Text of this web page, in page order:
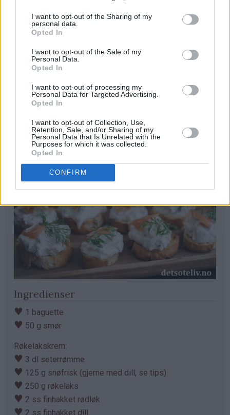
I want to opt-out of the Sharing of my
personal data.
Opted In
I want to opt-out of the Sale of my
Personal Data.
Opted In
I want to opt-out of processing my
Personal Data for Targeted Advertising.
Opted In
I want to opt-out of Collection, Use,
Retention, Sale, and/or Sharing of my
Personal Data that Is Unrelated with the
Purposes for which it was collected.
Opted In
CONFIRM
print
Crostini med røkelakskrem
Ingredienser
♥ 1 baguette
♥ 50 g smør
Røkelakskrem:
♥ 3 dl seterrømme
♥ 125 g snøfrisk (gjerne med dill, se tips)
♥ 250 g røkelaks
♥ 2 ss finhakket rødløk
♥ 2 ss finhakket dill